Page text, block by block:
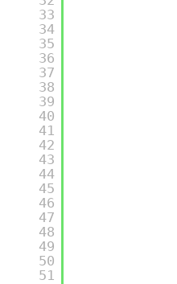
33
34
35
36
37
38
39
40
41
42
43
44
45
46
47
48
49
50
51